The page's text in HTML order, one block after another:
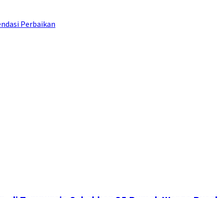
Perbaikan